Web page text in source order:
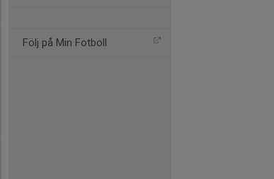
Följ på Min Fotboll